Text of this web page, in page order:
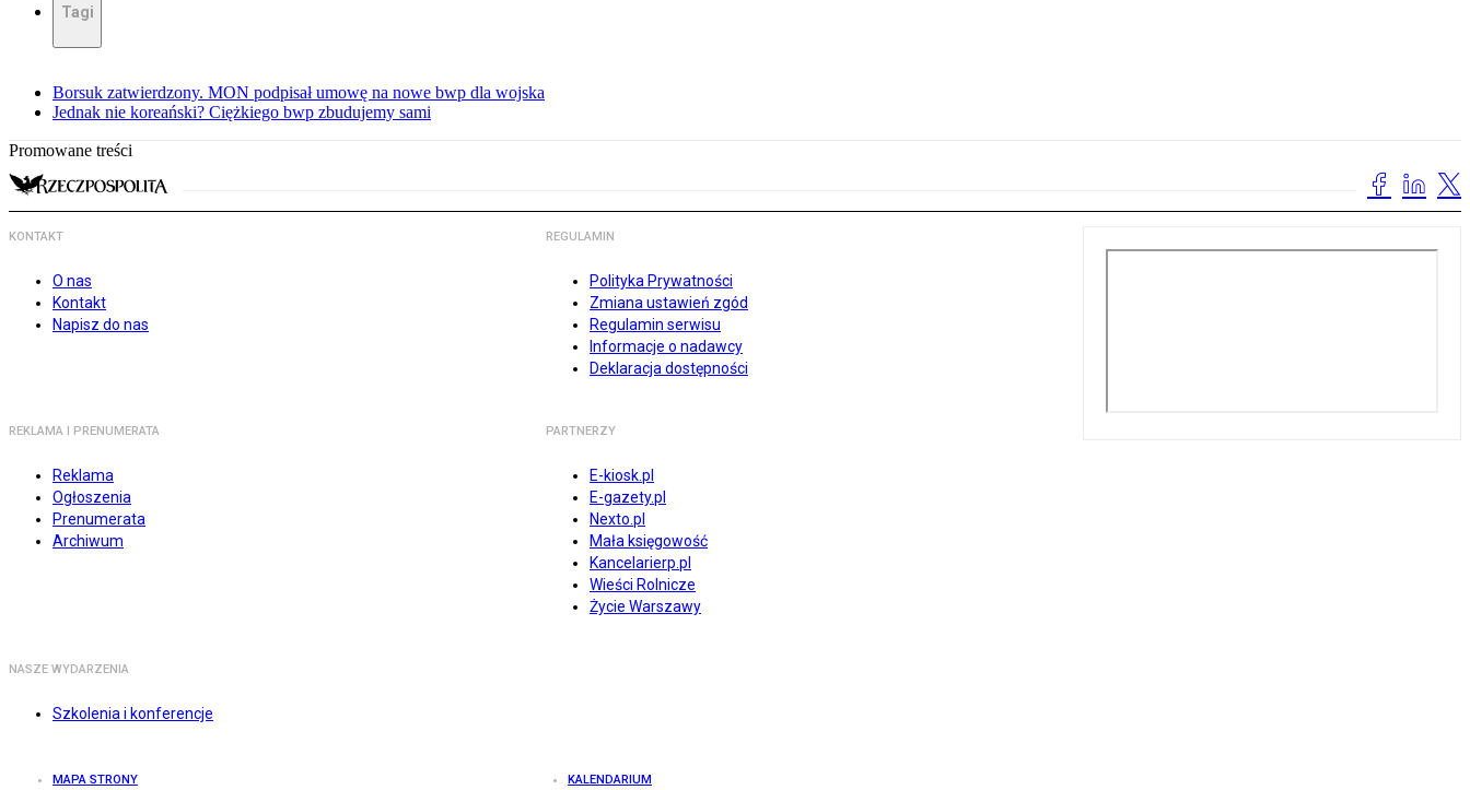
Tagi
Borsuk zatwierdzony. MON podpisał umowę na nowe bwp dla wojska
Jednak nie koreański? Ciężkiego bwp zbudujemy sami
Promowane treści
KONTAKT
O nas
Kontakt
Napisz do nas
REGULAMIN
Polityka Prywatności
Zmiana ustawień zgód
Regulamin serwisu
Informacje o nadawcy
Deklaracja dostępności
REKLAMA I PRENUMERATA
Reklama
Ogłoszenia
Prenumerata
Archiwum
PARTNERZY
E-kiosk.pl
E-gazety.pl
Nexto.pl
Mała księgowość
Kancelarierp.pl
Wieści Rolnicze
Życie Warszawy
NASZE WYDARZENIA
Szkolenia i konferencje
MAPA STRONY KALENDARIUM